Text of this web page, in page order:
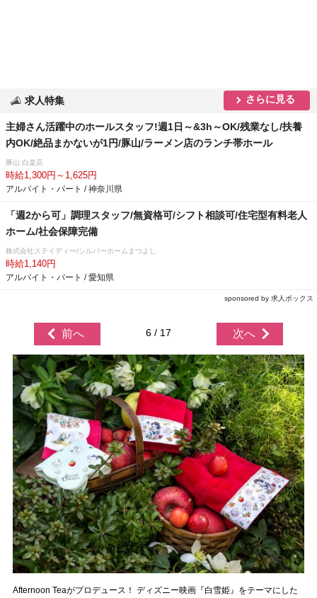
求人特集 さらに見る
主婦さん活躍中のホールスタッフ!週1日～&3h～OK/残業なし/扶養
内OK/絶品まかないが1円/豚山/ラーメン店のランチ帯ホール
豚山 白楽店
時給1,300円～1,625円
アルバイト・パート / 神奈川県
「週2から可」調理スタッフ/無資格可/シフト相談可/住宅型有料老人
ホーム/社会保障完備
株式会社ステイディー/シルバーホームまつよし
時給1,140円
アルバイト・パート / 愛知県
sponsored by 求人ボックス
前へ 6 / 17 次へ
Afternoon Teaがプロデュース！ ディズニー映画『白雪姫』をテーマにした